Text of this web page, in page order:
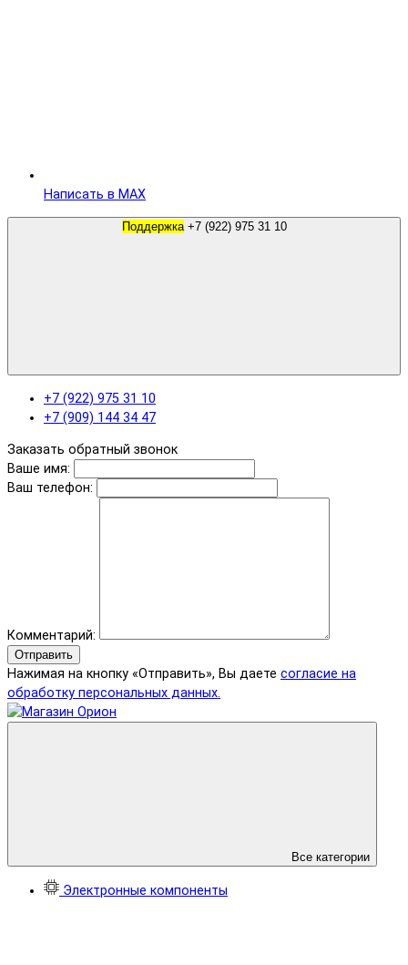
Написать в MAX
Поддержка +7 (922) 975 31 10
+7 (922) 975 31 10
+7 (909) 144 34 47
Заказать обратный звонок
Ваше имя:
Ваш телефон:
Комментарий:
Отправить
Нажимая на кнопку «Отправить», Вы даете согласие на
обработку персональных данных.
Все категории
Электронные компоненты